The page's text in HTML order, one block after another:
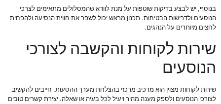
בנוסף, יש לבצע בדיקות שוטפות על מנת לוודא שהמסלולים מתאימים לצרכי
הנוסעים ולדרישות הבטיחות. תכנון מראש יכול לשפר את חווית הנסיעה ולהפחית
לחצים מיותרים על הנהגים.
שירות לקוחות והקשבה לצורכי
הנוסעים
שירות לקוחות מצוין הוא מרכיב מרכזי בהצלחת מערך ההסעות. חייבים להקשיב
לצורכי הנוסעים ולספק מענה מהיר ויעיל לכל בעיה או שאלה. יצירת קשרים טובים